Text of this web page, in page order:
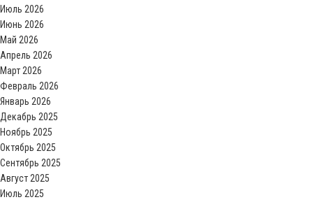
Июль 2026
Июнь 2026
Май 2026
Апрель 2026
Март 2026
Февраль 2026
Январь 2026
Декабрь 2025
Ноябрь 2025
Октябрь 2025
Сентябрь 2025
Август 2025
Июль 2025